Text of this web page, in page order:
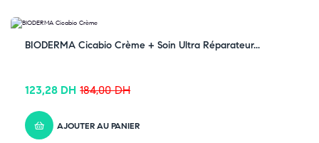
BIODERMA Cicabio Crème + Soin Ultra Réparateur...
184,00DH
123,28 DH
AJOUTER AU PANIER